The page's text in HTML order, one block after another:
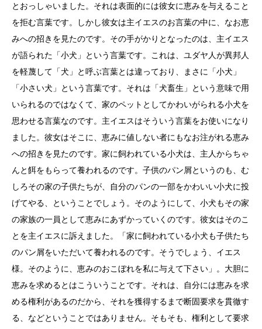
とおっしゃいました。それは表面的には彼女に恵みを与えること
を拒む言葉です。しかし彼女は主イエスのお言葉の中に、なお恵
みへの招きを見たのです。その手がかりとなったのは、主イエス
が語られた「小犬」という言葉です。これは、ユダヤ人が異邦人
を軽蔑して「犬」と呼ぶ言葉とは違っており、まさに「小犬」
「小さい犬」という言葉です。それは「犬畜生」という意味で用
いられるのではなくて、家のペットとしてかわいがられる小犬を
思わせる言葉なのです。主イエスはそういう言葉をお使いになり
ました。彼女はそこに、恵みに値しない者にもなお注がれる恵み
への招きを見たのです。家に飼われている小犬は、主人からちゃ
んと餌をもらって養われるのです。子供のパン屑というのも、む
しろその家の子供たちが、自分のパンの一部をかわいい小犬に投
げてやる、ということでしょう。そのようにして、小犬もその家
の家族の一員として恵みにあずかっていくのです。彼女はそのこ
とを主イエスに訴えました。「家に飼われている小犬も子供たち
のパン屑をいただいて養われるのです。そうでしょう、イエス
様。そのように、恵みのおこぼれを私に与えて下さい」。大胆に
恵みを求めるとはこういうことです。それは、自分には恵みを求
める権利があるのだから、それを獲得するまで断固要求を貫徹す
る、などということではありません。そもそも、権利として要求